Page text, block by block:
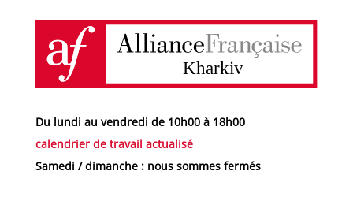
Du lundi au vendredi de 10h00 à 18h00
calendrier de travail actualisé
Samedi / dimanche : nous sommes fermés